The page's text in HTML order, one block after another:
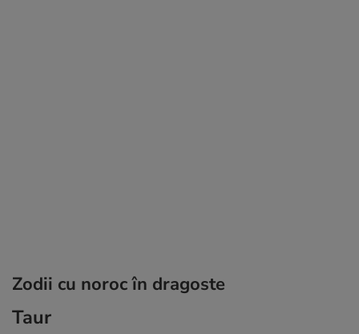
Zodii cu noroc în dragoste
Taur